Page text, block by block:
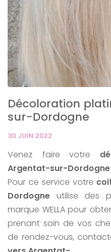
Décoloration
sur-Dordogne
30 JUIN 2022
Venez faire votre
Argentat-sur-Dordogne
Pour ce service votre
Dordogne utilise des
marque WELLA pour
prenant soin de vos
de rendez-vous,